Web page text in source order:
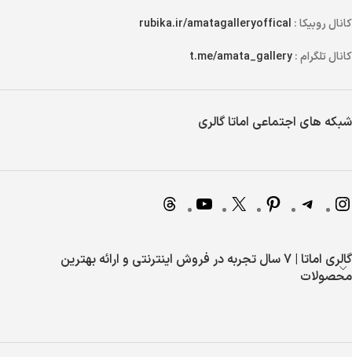
کانال روبیکا : rubika.ir/amatagalleryoffical
کانال تلگرام :t.me/amata_gallery
شبکه های اجتماعی اماتا گالری
گالری اماتا | 7 سال تجربه در فروش اینترنتی و ارائه بهترین
محصولات